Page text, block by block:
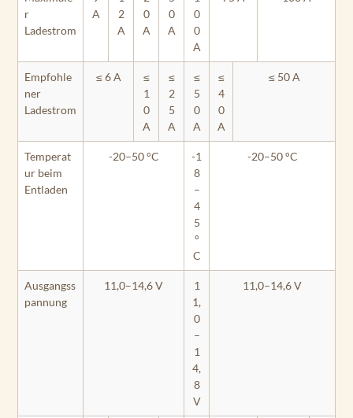
r
Ladestrom
A
2
A
0
A
0
A
0
0
A
Empfohle
ner
Ladestrom
≤ 6 A
≤
1
0
A
≤
2
5
A
≤
5
0
A
≤
4
0
A
≤ 50 A
Temperat
ur beim
Entladen
-20–50 °C
-1
8
–
4
5
°
C
-20–50 °C
Ausgangss
pannung
11,0–14,6 V
1
1,
0
–
1
4,
8
V
11,0–14,6 V